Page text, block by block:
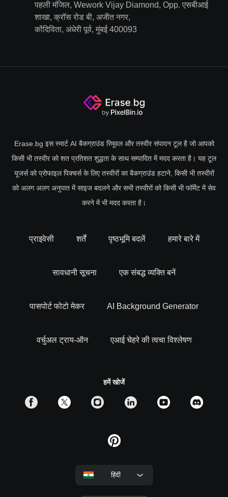
पहली मंजिल, Wework Vijay Diamond, Opp. एसबीआई
शाखा, क्रॉस रोड बी, अजीत नगर,
कोंदिविता, अंधेरी पूर्व, मुंबई 400093
Erase.bg इस स्मार्ट AI बैकग्राउंड रिमूवल और तस्वीर संपादन टूल है जो आपको
किसी भी तस्वीर को शत प्रतिशत शुद्धता के साथ सम्पादित में मदद करता है। यह टूल
यूजर्स को प्रोफाइल पिक्चर्स के लिए तस्वीरों का बैकग्राउंड हटाने, किसी भी तस्वीरों
को अलग अलग अनुपात में साइज बदलने और सभी तस्वीरों को किसी भी फॉर्मेट में सेव
करने में भी मदद करता है।
प्राइवेसी शर्तें पृष्ठभूमि बदलें हमारे बारे में
सावधानी सूचना एक संबद्ध व्यक्ति बनें
पासपोर्ट फोटो मेकर AI Background Generator
वर्चुअल ट्राय-ऑन एआई चेहरे की त्वचा विश्लेषण
हमें खोजें
हिंदी